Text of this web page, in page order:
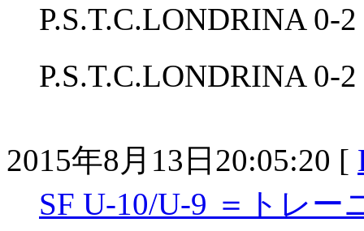
P.S.T.C.LONDRINA 0-
P.S.T.C.LONDRINA 0-
2015年8月13日20:05:20 [
SF U-10/U-9 ＝トレー